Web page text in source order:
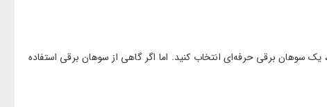
سوهان برقی حرفه‌ای انتخاب کنید. اما اگر گاهی از سوهان برقی استفاده